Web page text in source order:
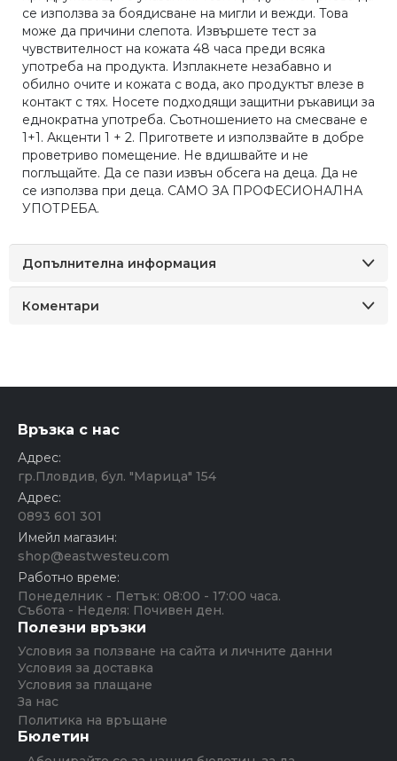
се използва за боядисване на мигли и вежди. Това
може да причини слепота. Извършете тест за
чувствителност на кожата 48 часа преди всяка
употреба на продукта. Изплакнете незабавно и
обилно очите и кожата с вода, ако продуктът влезе в
контакт с тях. Носете подходящи защитни ръкавици за
еднократна употреба. Съотношението на смесване е
1+1. Акценти 1 + 2. Пригответе и използвайте в добре
проветриво помещение. Не вдишвайте и не
поглъщайте. Да се ​​пази извън обсега на деца. Да не
се използва при деца. САМО ЗА ПРОФЕСИОНАЛНА
УПОТРЕБА.
Допълнителна информация
Коментари
Връзка с нас
Адрес:
гр.Пловдив, бул. "Марица" 154
Адрес:
0893 601 301
Имейл магазин:
shop@eastwesteu.com
Работно време:
Понеделник - Петък: 08:00 - 17:00 часа.
Събота - Неделя: Почивен ден.
Полезни връзки
Условия за ползване на сайта и личните данни
Условия за доставка
Условия за плащане
За нас
Политика на връщане
Бюлетин